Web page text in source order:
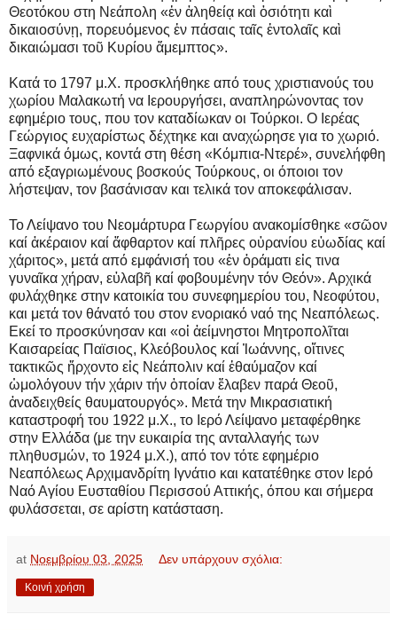
Θεοτόκου στη Νεάπολη «ἐν ἀληθείᾳ καὶ ὁσιότητι καὶ
δικαιοσύνῃ, πορευόμενος ἐν πάσαις ταῖς ἐντολαῖς καὶ
δικαιώμασι τοῦ Κυρίου ἄμεμπτος».
Κατά το 1797 μ.Χ. προσκλήθηκε από τους χριστιανούς του
χωρίου Μαλακωτή να Ιερουργήσει, αναπληρώνοντας τον
εφημέριο τους, που τον καταδίωκαν οι Τούρκοι. Ο Ιερέας
Γεώργιος ευχαρίστως δέχτηκε και αναχώρησε για το χωριό.
Ξαφνικά όμως, κοντά στη θέση «Κόμπια-Ντερέ», συνελήφθη
από εξαγριωμένους βοσκούς Τούρκους, οι όποιοι τον
λήστεψαν, τον βασάνισαν και τελικά τον αποκεφάλισαν.
Το Λείψανο του Νεομάρτυρα Γεωργίου ανακομίσθηκε «σῶον
καί ἀκέραιον καί ἄφθαρτον καί πλῆρες οὐρανίου εὐωδίας καί
χάριτος», μετά από εμφάνισή του «ἐν ὀράματι εἰς τινα
γυναῖκα χήραν, εὐλαβῆ καί φοβουμένην τόν Θεόν». Αρχικά
φυλάχθηκε στην κατοικία του συνεφημερίου του, Νεοφύτου,
και μετά τον θάνατό του στον ενοριακό ναό της Νεαπόλεως.
Εκεί το προσκύνησαν και «οἱ ἀείμνηστοι Μητροπολῖται
Καισαρείας Παϊσιος, Κλεόβουλος καί Ἰωάννης, οἵτινες
τακτικῶς ἤρχοντο εἰς Νεάπολιν καί ἐθαύμαζον καί
ὡμολόγουν τήν χάριν τήν ὁποίαν ἔλαβεν παρά Θεοῦ,
ἀναδειχθείς θαυματουργός». Μετά την Μικρασιατική
καταστροφή του 1922 μ.Χ., το Ιερό Λείψανο μεταφέρθηκε
στην Ελλάδα (με την ευκαιρία της ανταλλαγής των
πληθυσμών, το 1924 μ.Χ.), από τον τότε εφημέριο
Νεαπόλεως Αρχιμανδρίτη Ιγνάτιο και κατατέθηκε στον Ιερό
Ναό Αγίου Ευσταθίου Περισσού Αττικής, όπου και σήμερα
φυλάσσεται, σε αρίστη κατάσταση.
at Νοεμβρίου 03, 2025 Δεν υπάρχουν σχόλια:
Κοινή χρήση